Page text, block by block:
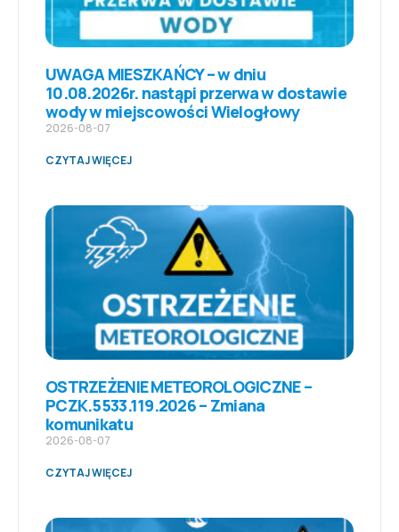
UWAGA MIESZKAŃCY – w dniu
10.08.2026r. nastąpi przerwa w dostawie
wody w miejscowości Wielogłowy
2026-08-07
CZYTAJ WIĘCEJ
OSTRZEŻENIE METEOROLOGICZNE –
PCZK.5533.119.2026 – Zmiana
komunikatu
2026-08-07
CZYTAJ WIĘCEJ